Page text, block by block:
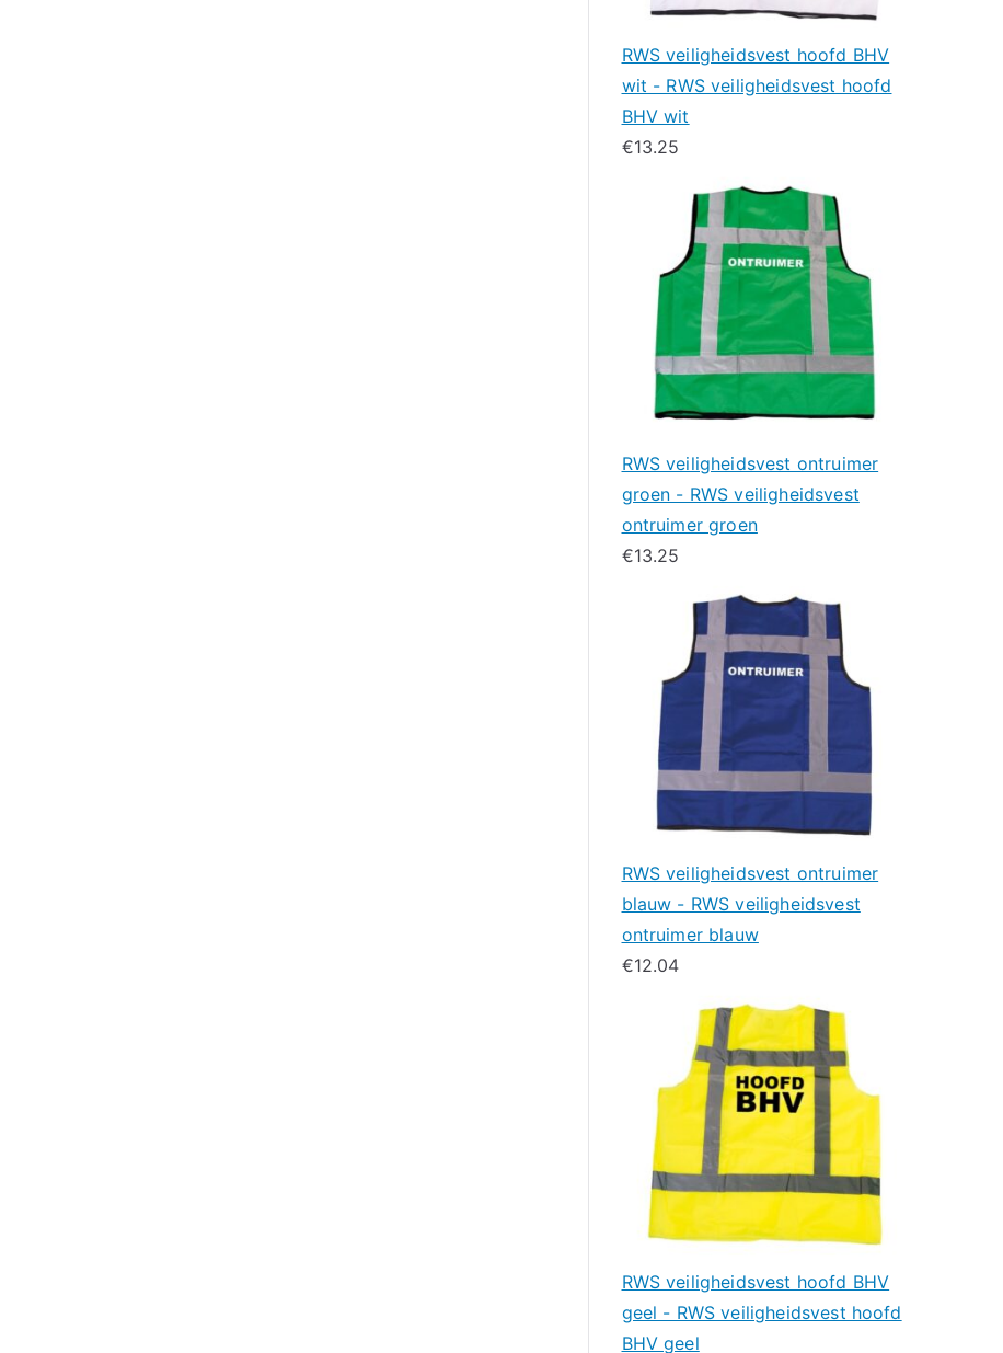
RWS veiligheidsvest hoofd BHV
wit - RWS veiligheidsvest hoofd
BHV wit
€13.25
RWS veiligheidsvest ontruimer
groen - RWS veiligheidsvest
ontruimer groen
€13.25
RWS veiligheidsvest ontruimer
blauw - RWS veiligheidsvest
ontruimer blauw
€12.04
RWS veiligheidsvest hoofd BHV
geel - RWS veiligheidsvest hoofd
BHV geel